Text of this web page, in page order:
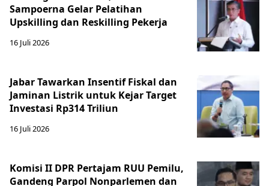
Sampoerna Gelar Pelatihan
Upskilling dan Reskilling Pekerja
16 Juli 2026
Jabar Tawarkan Insentif Fiskal dan
Jaminan Listrik untuk Kejar Target
Investasi Rp314 Triliun
16 Juli 2026
Komisi II DPR Pertajam RUU Pemilu,
Gandeng Parpol Nonparlemen dan